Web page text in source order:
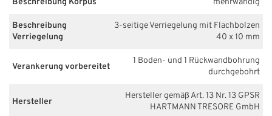
Beschreibung Korpus mehrwandig
Beschreibung
Verriegelung
3-seitige Verriegelung mit Flachbolzen
40 x 10 mm
Verankerung vorbereitet
1 Boden- und 1 Rückwandbohrung
durchgebohrt
Hersteller
Hersteller gemäß Art. 13 Nr. 13 GPSR
HARTMANN TRESORE GmbH